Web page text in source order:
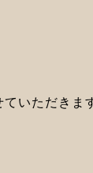
いただきます